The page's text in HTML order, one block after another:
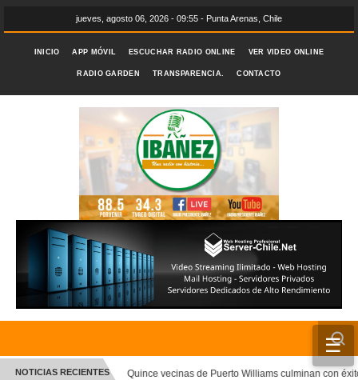
jueves, agosto 06, 2026 - 09:55 - Punta Arenas, Chile
INICIO APP MÓVIL ESCUCHAR RADIO ONLINE VER VIDEO ONLINE
RADIO GARDEN TRANSPARENCIA. CONTACTO
☰
INICIO
NOTICIAS RECIENTES Quince vecinas de Puerto Williams culminan con